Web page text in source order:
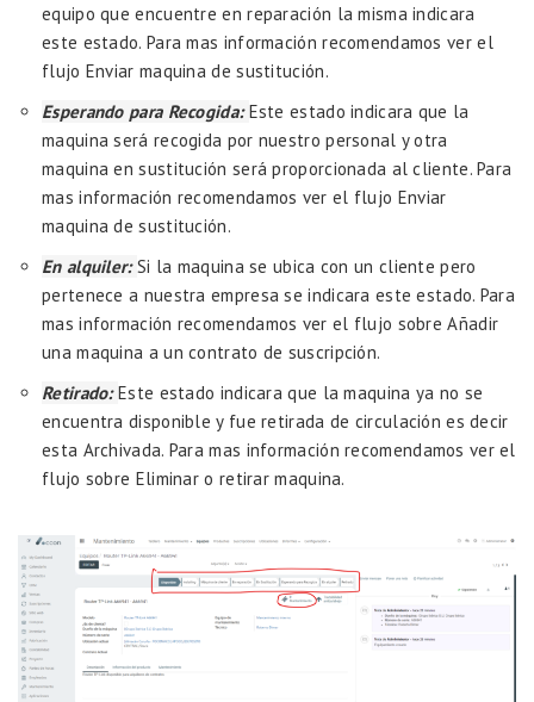
equipo que encuentre en reparación la misma indicara
este estado. Para mas información recomendamos ver el
flujo Enviar maquina de sustitución.
Esperando para Recogida:Este estado indicara que la
maquina será recogida por nuestro personal y otra
maquina en sustitución será proporcionada al cliente. Para
mas información recomendamos ver el flujo Enviar
maquina de sustitución.
En alquiler:Si la maquina se ubica con un cliente pero
pertenece a nuestra empresa se indicara este estado. Para
mas información recomendamos ver el flujo sobreAñadir
una maquina a un contrato de suscripción.
Retirado:Este estado indicara que la maquina ya no se
encuentra disponible y fue retirada de circulación es decir
esta Archivada. Para mas información recomendamos ver el
flujo sobre Eliminar o retirar maquina.